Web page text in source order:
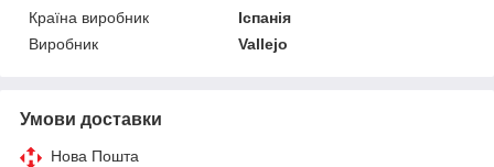
Країна виробник
Іспанія
Виробник
Vallejo
Умови доставки
Нова Пошта